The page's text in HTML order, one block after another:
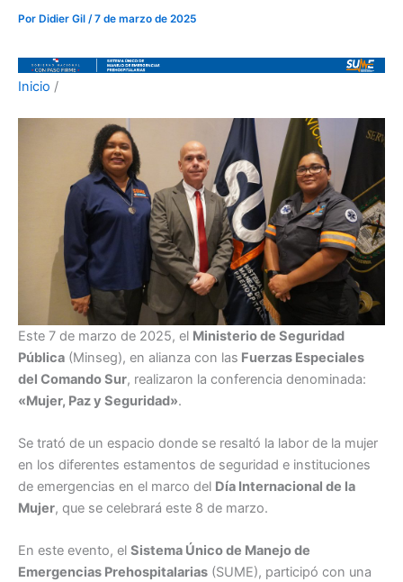
Por Didier Gil /7 de marzo de 2025
Inicio /
Este 7 de marzo de 2025, el Ministerio de Seguridad
Pública (Minseg), en alianza con las Fuerzas Especiales
del Comando Sur, realizaron la conferencia denominada:
«Mujer, Paz y Seguridad».
Se trató de un espacio donde se resaltó la labor de la mujer
en los diferentes estamentos de seguridad e instituciones
de emergencias en el marco del Día Internacional de la
Mujer, que se celebrará este 8 de marzo.
En este evento, el Sistema Único de Manejo de
Emergencias Prehospitalarias (SUME), participó con una